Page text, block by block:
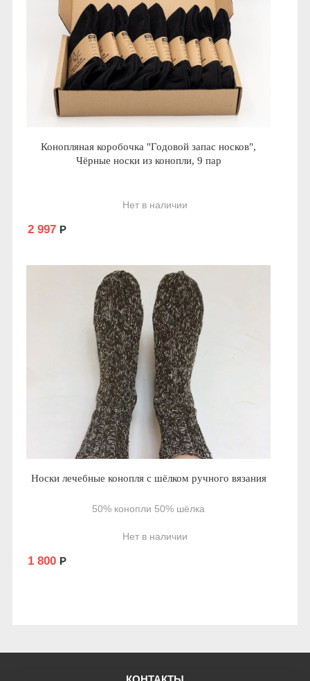
Конопляная коробочка "Годовой запас носков",
Чёрные носки из конопли, 9 пар
Нет в наличии
2 997 Р
Носки лечебные конопля с шёлком ручного вязания
50% конопли 50% шёлка
Нет в наличии
1 800 Р